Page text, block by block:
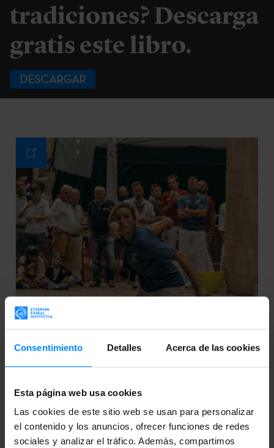
Consentimiento Detalles Acerca de las cookies
Esta página web usa cookies
Las cookies de este sitio web se usan para personalizar
el contenido y los anuncios, ofrecer funciones de redes
sociales y analizar el tráfico. Además, compartimos
tradiciones? Descarga
gratis este libro.
DESCARGAR
PELOTA VASCA
perdurado generación tras generación: un juego que
une deporte, arte e identidad colectiva.